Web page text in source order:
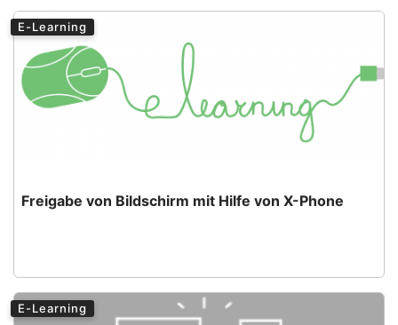
E-Learning
Freigabe von Bildschirm mit Hilfe von X-Phone
E-Learning